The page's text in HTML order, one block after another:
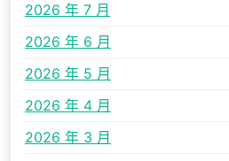
2026 年 7 月
2026 年 6 月
2026 年 5 月
2026 年 4 月
2026 年 3 月